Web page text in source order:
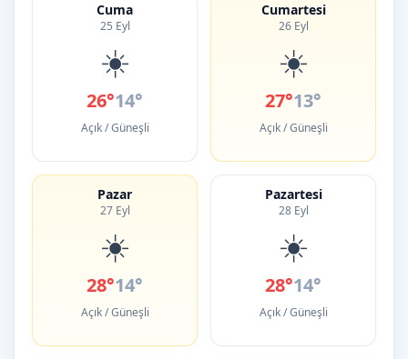
Cuma
25 Eyl
☀️
26°14°
Açık / Güneşli
Cumartesi
26 Eyl
☀️
27°13°
Açık / Güneşli
Pazar
27 Eyl
☀️
28°14°
Açık / Güneşli
Pazartesi
28 Eyl
☀️
28°14°
Açık / Güneşli